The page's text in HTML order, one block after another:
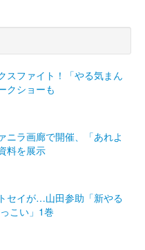
スファイト！「やる気まん
クショーも
ニラ画廊で開催、「あれよ
料を展示
セイが…山田参助「新やる
こい」1巻